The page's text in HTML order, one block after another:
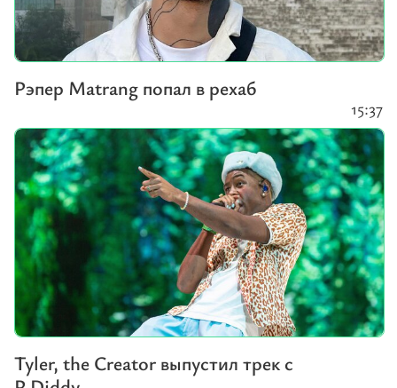
Рэпер Matrang попал в рехаб
Tyler, the Creator выпустил трек с
15:37